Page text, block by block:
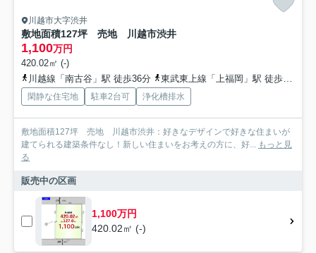
川越市大字渋井
敷地面積127坪 売地 川越市渋井
1,100万円
420.02㎡ (-)
川越線「南古谷」駅 徒歩36分
東武東上線「上福岡」駅 徒歩39分
閑静な住宅地 駐車2台可 浄化槽排水
敷地面積127坪 売地 川越市渋井：好きなデザインで好きな住まいが
建てられる建築条件なし！新しい住まいをお考えの方に、好... もっと見
る
販売中の区画
1,100万円
420.02㎡ (-)